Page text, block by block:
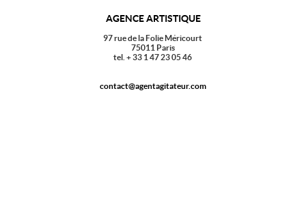
AGENCE ARTISTIQUE
97 rue de la Folie Méricourt
75011 Paris
tel. + 33 1 47 23 05 46
contact@agentagitateur.com